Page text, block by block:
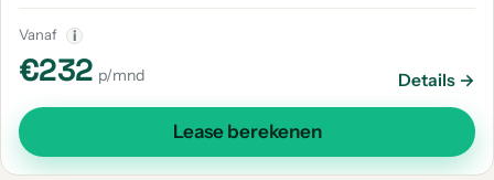
Vanaf i
€232 p/mnd Details →
Lease berekenen